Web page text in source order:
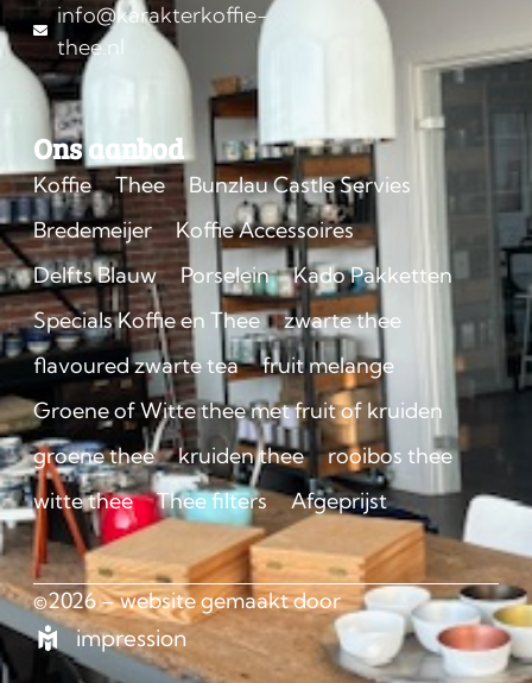
info@karakterkoffie-
thee.nl
Ons aanbod
Koffie Thee
Bunzlau Castle Servies
Bredemeijer
Koffie Accessoires
Delfts Blauw
Porselein
Kado Pakketten
Specials Koffie en Thee
zwarte thee
flavoured zwarte tea
fruit melange
Groene of Witte thee met fruit of kruiden
groene thee
kruiden thee
rooibos thee
witte thee
Thee filters Afgeprijst
©2026 – website gemaakt door
impression